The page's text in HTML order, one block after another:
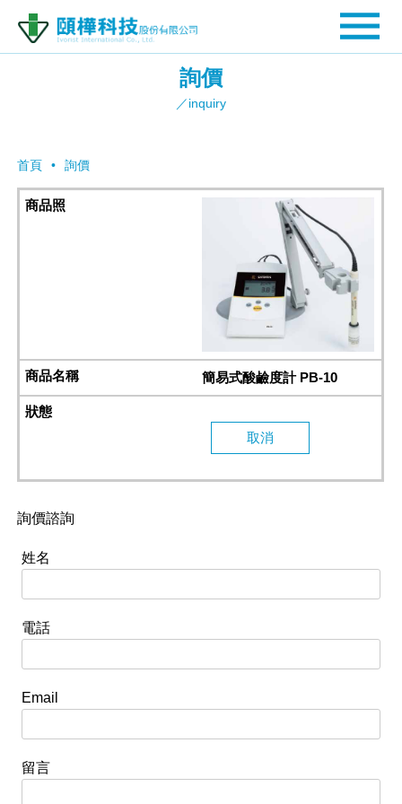
詢價
／inquiry
首頁 詢價
簡易式酸鹼度計 PB-10
取消
詢價諮詢
姓名
電話
Email
留言